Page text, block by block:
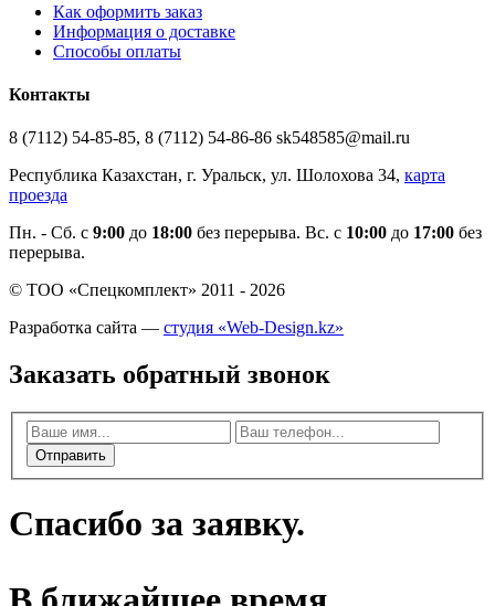
Как оформить заказ
Информация о доставке
Способы оплаты
Контакты
8 (7112) 54-85-85, 8 (7112) 54-86-86 sk548585@mail.ru
Республика Казахстан, г. Уральск, ул. Шолохова 34, карта
проезда
Пн. - Cб. с 9:00 до 18:00 без перерыва. Вс. с 10:00 до 17:00 без
перерыва.
© ТОО «Спецкомплект» 2011 - 2026
Разработка сайта — студия «Web-Design.kz»
Заказать обратный звонок
Отправить
Спасибо за заявку.